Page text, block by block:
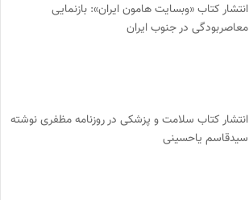
انتشار کتاب «وبسایت هامون ایران»: بازنمایی
معاصربودگی در جنوب ایران
انتشار کتاب سلامت و پزشکی در روزنامه مظفری نوشته
سیدقاسم یاحسینی